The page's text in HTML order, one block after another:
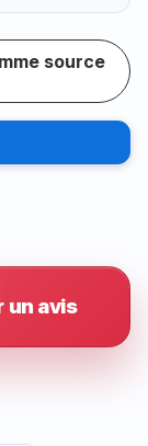
source
un avis